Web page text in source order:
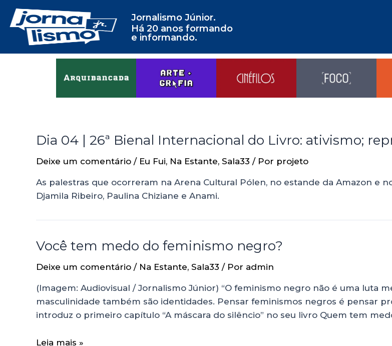
Jornalismo Júnior.
Há 20 anos formando
e informando.
Dia 04 | 26ª Bienal Internacional do Livro: ativismo;
Deixe um comentário / Eu Fui, Na Estante, Sala33 / Por projeto
As palestras que ocorreram na Arena Cultural Pólen, no estande da Amazon e
Djamila Ribeiro, Paulina Chiziane e Anami.
Você tem medo do feminismo negro?
Deixe um comentário / Na Estante, Sala33 / Por admin
(Imagem: Audiovisual / Jornalismo Júnior) “O feminismo negro não é uma luta
masculinidade também são identidades. Pensar feminismos negros é pensar
introduz o primeiro capítulo “A máscara do silêncio” no seu livro Quem tem
Leia mais »